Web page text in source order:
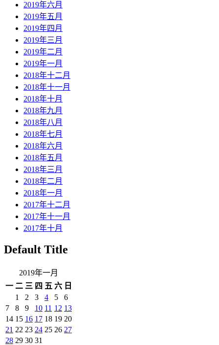
2019年六月
2019年五月
2019年四月
2019年三月
2019年二月
2019年一月
2018年十二月
2018年十一月
2018年十月
2018年九月
2018年八月
2018年七月
2018年六月
2018年五月
2018年三月
2018年二月
2018年一月
2017年十二月
2017年十一月
2017年十月
Default Title
2019年一月
一 二 三 四 五 六 日
1
2 3 4 5
6
7
8 9 10 11 12 13
14 15 16 17 18 19 20
21 22 23 24 25 26 27
28 29 30 31